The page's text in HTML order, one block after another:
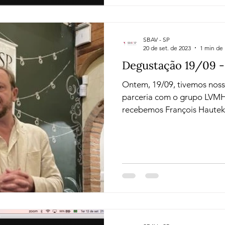
Degustação 19/09
Ontem, 19/09, tivemos
parceria com o grupo
recebemos François
SBAV - SP
20 de set. de 2023
1 min de